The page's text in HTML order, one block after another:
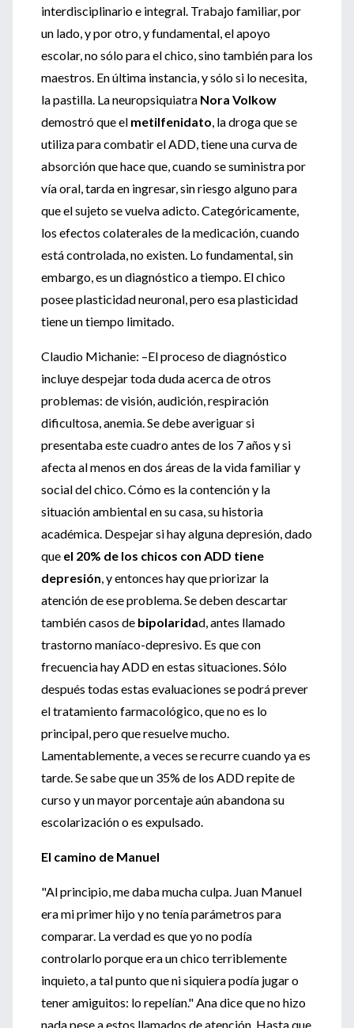
interdisciplinario e integral. Trabajo familiar, por
un lado, y por otro, y fundamental, el apoyo
escolar, no sólo para el chico, sino también para los
maestros. En última instancia, y sólo si lo necesita,
la pastilla. La neuropsiquiatra Nora Volkow
demostró que el metilfenidato, la droga que se
utiliza para combatir el ADD, tiene una curva de
absorción que hace que, cuando se suministra por
vía oral, tarda en ingresar, sin riesgo alguno para
que el sujeto se vuelva adicto. Categóricamente,
los efectos colaterales de la medicación, cuando
está controlada, no existen. Lo fundamental, sin
embargo, es un diagnóstico a tiempo. El chico
posee plasticidad neuronal, pero esa plasticidad
tiene un tiempo limitado.
Claudio Michanie: –El proceso de diagnóstico
incluye despejar toda duda acerca de otros
problemas: de visión, audición, respiración
dificultosa, anemia. Se debe averiguar si
presentaba este cuadro antes de los 7 años y si
afecta al menos en dos áreas de la vida familiar y
social del chico. Cómo es la contención y la
situación ambiental en su casa, su historia
académica. Despejar si hay alguna depresión, dado
que el 20% de los chicos con ADD tiene
depresión, y entonces hay que priorizar la
atención de ese problema. Se deben descartar
también casos de bipolaridad, antes llamado
trastorno maníaco-depresivo. Es que con
frecuencia hay ADD en estas situaciones. Sólo
después todas estas evaluaciones se podrá prever
el tratamiento farmacológico, que no es lo
principal, pero que resuelve mucho.
Lamentablemente, a veces se recurre cuando ya es
tarde. Se sabe que un 35% de los ADD repite de
curso y un mayor porcentaje aún abandona su
escolarización o es expulsado.
El camino de Manuel
"Al principio, me daba mucha culpa. Juan Manuel
era mi primer hijo y no tenía parámetros para
comparar. La verdad es que yo no podía
controlarlo porque era un chico terriblemente
inquieto, a tal punto que ni siquiera podía jugar o
tener amiguitos: lo repelían." Ana dice que no hizo
nada pese a estos llamados de atención. Hasta que